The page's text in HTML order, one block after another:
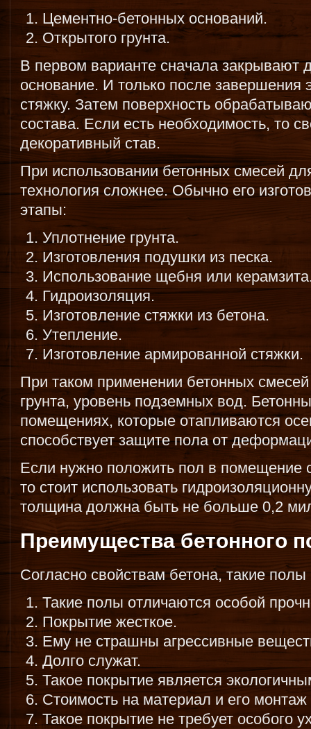
Цементно-бетонных оснований.
Открытого грунта.
В первом варианте сначала закрывают
основание. И только после завершения
стяжку. Затем поверхность
состава. Если есть необходимость, то
декоративный став.
При использовании бетонных смесей
технология сложнее. Обычно его
этапы:
Уплотнение грунта.
Изготовления подушки из песка.
Использование щебня или
Гидроизоляция.
Изготовление стяжки из бетона.
Утепление.
Изготовление армированной стяжки.
При таком применении бетонных смесей
грунта, уровень подземных вод.
помещениях, которые отапливаются
способствует защите пола от
Если нужно положить пол в
то стоит использовать
толщина должна быть не больше 0,2
Преимущества бетонного
Согласно свойствам бетона, такие
Такие полы отличаются особой
Покрытие жесткое.
Ему не страшны агрессивные
Долго служат.
Такое покрытие является
Стоимость на материал и его
Такое покрытие не требует особого